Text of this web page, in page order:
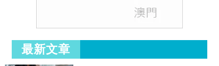
最新文章